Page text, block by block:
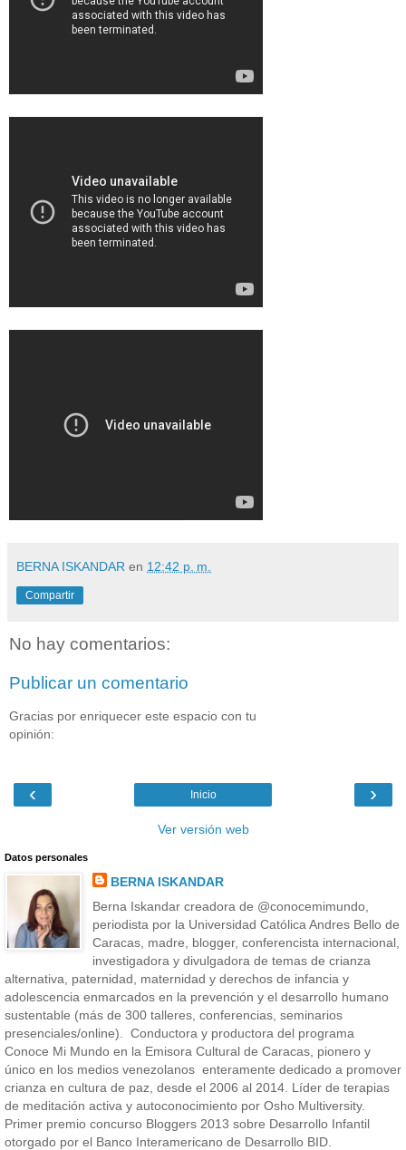
BERNA ISKANDAR en 12:42 p. m.
Compartir
No hay comentarios:
Publicar un comentario
Gracias por enriquecer este espacio con tu
opinión:
‹ ›
Inicio
Ver versión web
Datos personales
BERNA ISKANDAR
Berna Iskandar creadora de @conocemimundo,
periodista por la Universidad Católica Andres Bello de
Caracas, madre, blogger, conferencista internacional,
investigadora y divulgadora de temas de crianza
alternativa, paternidad, maternidad y derechos de infancia y
adolescencia enmarcados en la prevención y el desarrollo humano
sustentable (más de 300 talleres, conferencias, seminarios
presenciales/online). Conductora y productora del programa
Conoce Mi Mundo en la Emisora Cultural de Caracas, pionero y
único en los medios venezolanos enteramente dedicado a promover
crianza en cultura de paz, desde el 2006 al 2014. Líder de terapias
de meditación activa y autoconocimiento por Osho Multiversity.
Primer premio concurso Bloggers 2013 sobre Desarrollo Infantil
otorgado por el Banco Interamericano de Desarrollo BID.